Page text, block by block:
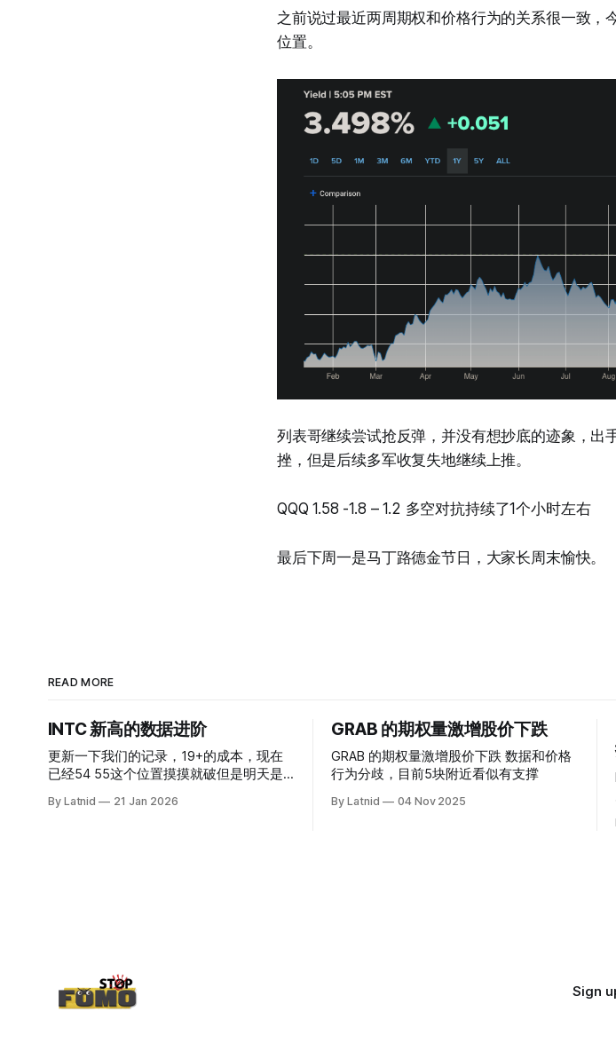
之前说过最近两周期权和价格行为的关系很一致，
位置。
列表哥继续尝试抢反弹，并没有想抄底的迹象，
挫，但是后续多军收复失地继续上推。
QQQ 1.58 -1.8 – 1.2 多空对抗持续了1个小时左右
最后下周一是马丁路德金节日，大家长周末愉快。
READ MORE
INTC 新高的数据进阶
更新一下我们的记录，19+的成本，现在
已经54 55这个位置摸摸就破但是明天是
而应该谨慎，数据很明显偏向多头，47的
By Latnid 21 Jan 2026
GRAB 的期权量激增股价下跌
GRAB 的期权量激增股价下跌 数据和价格
行为分歧，目前5块附近看似有支撑
By Latnid 04 Nov 2025
Sign